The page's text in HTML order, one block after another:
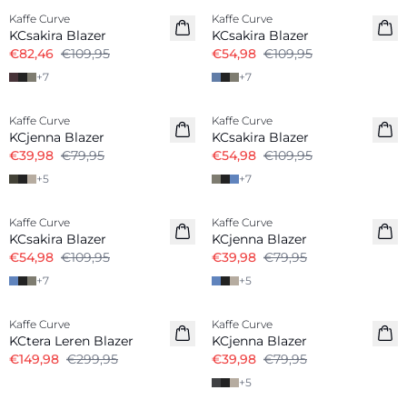
Kaffe Curve
KCsakira Blazer
€82,46 €109,95
+7
Kaffe Curve
KCsakira Blazer
€54,98 €109,95
+7
Kaffe Curve
KCjenna Blazer
€39,98 €79,95
+5
Kaffe Curve
KCsakira Blazer
€54,98 €109,95
+7
Kaffe Curve
KCsakira Blazer
€54,98 €109,95
+7
Kaffe Curve
KCjenna Blazer
€39,98 €79,95
+5
Kaffe Curve
KCtera Leren Blazer
€149,98 €299,95
Kaffe Curve
KCjenna Blazer
€39,98 €79,95
+5